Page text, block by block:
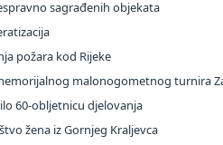
sagrađenih objekata
požara kod Rijeke
malonogometnog turnira
60-obljetnicu djelovanja
žena iz Gornjeg Kraljevca